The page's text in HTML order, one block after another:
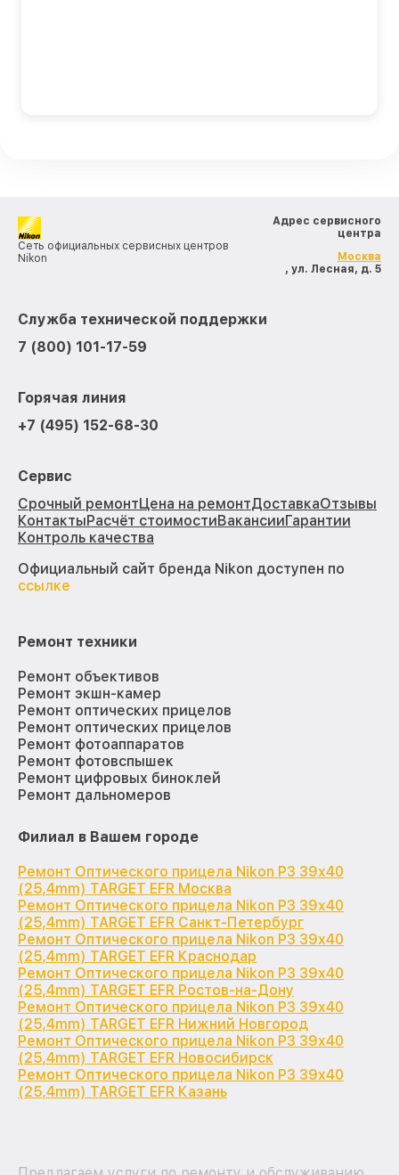
Сеть официальных сервисных центров
Nikon
Адрес сервисного
центра
Москва
, ул. Лесная, д. 5
Служба технической поддержки
7 (800) 101-17-59
Горячая линия
+7 (495) 152-68-30
Сервис
Срочный ремонтЦена на ремонтДоставкаОтзывы
КонтактыРасчёт стоимостиВакансииГарантии
Контроль качества
Официальный сайт бренда Nikon доступен по
ссылке
Ремонт техники
Ремонт объективов
Ремонт экшн-камер
Ремонт оптических прицелов
Ремонт оптических прицелов
Ремонт фотоаппаратов
Ремонт фотовспышек
Ремонт цифровых биноклей
Ремонт дальномеров
Филиал в Вашем городе
Ремонт Оптического прицела Nikon P3 39x40
(25,4mm) TARGET EFR Москва
Ремонт Оптического прицела Nikon P3 39x40
(25,4mm) TARGET EFR Санкт-Петербург
Ремонт Оптического прицела Nikon P3 39x40
(25,4mm) TARGET EFR Краснодар
Ремонт Оптического прицела Nikon P3 39x40
(25,4mm) TARGET EFR Ростов-на-Дону
Ремонт Оптического прицела Nikon P3 39x40
(25,4mm) TARGET EFR Нижний Новгород
Ремонт Оптического прицела Nikon P3 39x40
(25,4mm) TARGET EFR Новосибирск
Ремонт Оптического прицела Nikon P3 39x40
(25,4mm) TARGET EFR Казань